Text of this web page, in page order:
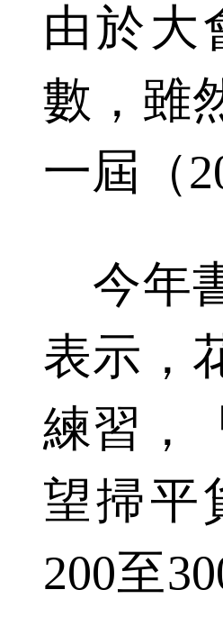
由於大
數，雖
一屆（
今年
表示，
練習，
望掃平
200至